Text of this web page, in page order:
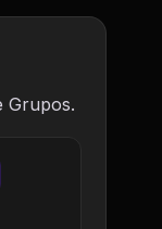
Grupos.